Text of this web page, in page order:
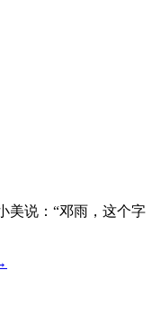
美说：“邓雨，这个字